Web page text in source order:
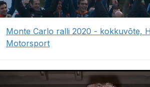
Monte Carlo ralli 2020 - kokkuvõte,
Motorsport